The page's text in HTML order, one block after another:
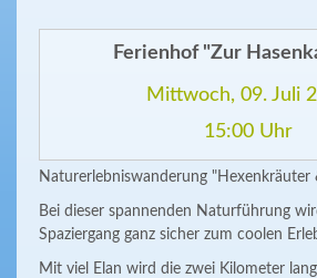
Ferienhof "Zur
Mittwoch, 09. Juli
15:00 Uhr
Naturerlebniswanderung "Hexenkräuter
Bei dieser spannenden Naturführung
Spaziergang ganz sicher zum coolen
Mit viel Elan wird die zwei Kilometer